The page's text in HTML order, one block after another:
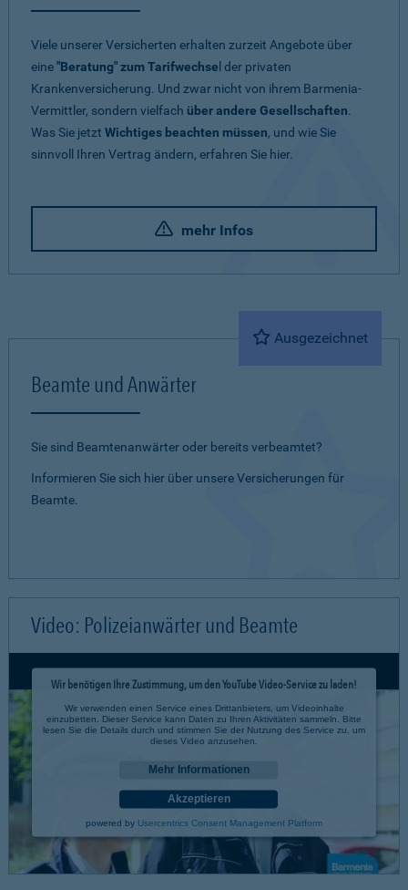
Viele unserer Versicherten erhalten zurzeit Angebote über
eine"Beratung" zum Tarifwechse l der privaten
Krankenversicherung. Und zwar nicht von ihrem Barmenia-
Vermittler, sondern vielfach über andere Gesellschaften.
Was Sie jetzt Wichtiges beachten müssen, und wie Sie
sinnvoll Ihren Vertrag ändern, erfahren Sie hier.
mehr Infos
Ausgezeichnet
Beamte und Anwärter
Sie sind Beamtenanwärter oder bereits verbeamtet?
Informieren Sie sich hier über unsere Versicherungen für
Beamte.
Video: Polizeianwärter und Beamte
Wir benötigen Ihre Zustimmung, um den YouTube Video-Service zu laden!
Wir verwenden einen Service eines Drittanbieters, um Videoinhalte
einzubetten. Dieser Service kann Daten zu Ihren Aktivitäten sammeln. Bitte
lesen Sie die Details durch und stimmen Sie der Nutzung des Service zu, um
dieses Video anzusehen.
Mehr Informationen
Akzeptieren
powered by Usercentrics Consent Management Platform